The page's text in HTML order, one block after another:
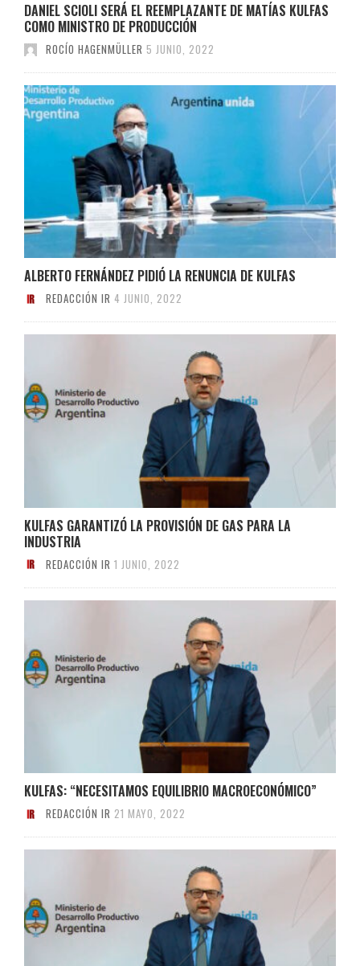
DANIEL SCIOLI SERÁ EL REEMPLAZANTE DE MATÍAS KULFAS
COMO MINISTRO DE PRODUCCIÓN
ROCÍO HAGENMÜLLER 5 JUNIO, 2022
ALBERTO FERNÁNDEZ PIDIÓ LA RENUNCIA DE KULFAS
REDACCIÓN IR 4 JUNIO, 2022
KULFAS GARANTIZÓ LA PROVISIÓN DE GAS PARA LA
INDUSTRIA
REDACCIÓN IR 1 JUNIO, 2022
KULFAS: “NECESITAMOS EQUILIBRIO MACROECONÓMICO”
REDACCIÓN IR 21 MAYO, 2022